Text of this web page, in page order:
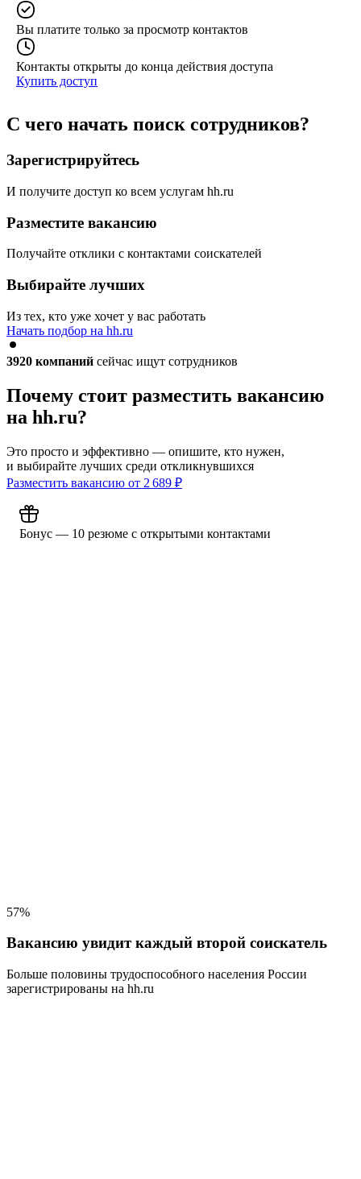
Вы платите только за просмотр контактов
Контакты открыты до конца действия доступа
Купить доступ
С чего начать поиск сотрудников?
Зарегистрируйтесь
И получите доступ ко всем услугам hh.ru
Разместите вакансию
Получайте отклики с контактами соискателей
Выбирайте лучших
Из тех, кто уже хочет у вас работать
Начать подбор на hh.ru
3920 компаний сейчас ищут сотрудников
Почему стоит разместить вакансию
на hh.ru?
Это просто и эффективно — опишите, кто нужен,
и выбирайте лучших среди откликнувшихся
Разместить вакансию от 2 689 ₽
Бонус — 10 резюме с открытыми контактами
57%
Вакансию увидит каждый второй соискатель
Больше половины трудоспособного населения России
зарегистрированы на hh.ru